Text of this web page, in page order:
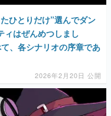
ひとりだけ”選んでダン
ィはぜんめつしまし
、各シナリオの序章であ
2026年2月20日 公開